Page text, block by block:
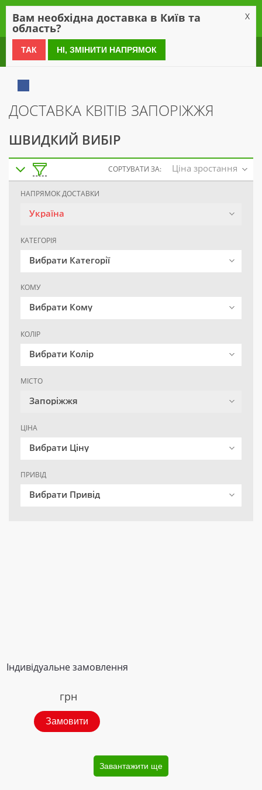
0 800 21 54 55
ДОСТАВКА КВІТІВ ЗАПОРІЖЖЯ
ШВИДКИЙ ВИБІР
СОРТУВАТИ ЗА: Ціна зростання
НАПРЯМОК ДОСТАВКИ
Україна
КАТЕГОРІЯ
Вибрати Категорії
КОМУ
Вибрати Кому
КОЛІР
Вибрати Колір
МІСТО
Запоріжжя
ЦІНА
Вибрати Ціну
ПРИВІД
Вибрати Привід
Індивідуальне замовлення
грн
Замовити
Завантажити ще
Вам необхідна доставка в Київ та
область?
X
ТАК НІ, ЗМІНИТИ НАПРЯМОК